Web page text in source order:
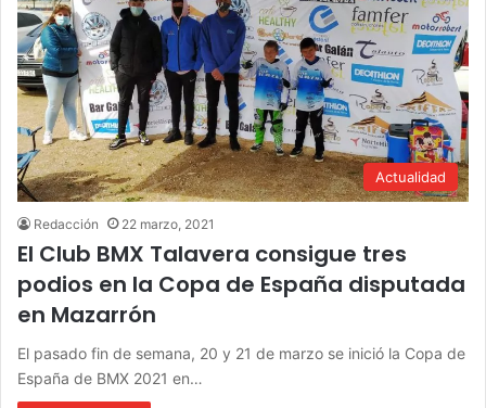
Actualidad
Redacción 22 marzo, 2021
El Club BMX Talavera consigue tres
podios en la Copa de España disputada
en Mazarrón
El pasado fin de semana, 20 y 21 de marzo se inició la Copa de
España de BMX 2021 en…